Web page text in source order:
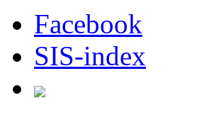
Facebook
SIS-index